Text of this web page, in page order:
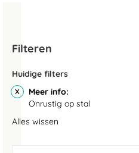
Filteren
Huidige filters
Meer info
Onrustig op stal
Alles wissen